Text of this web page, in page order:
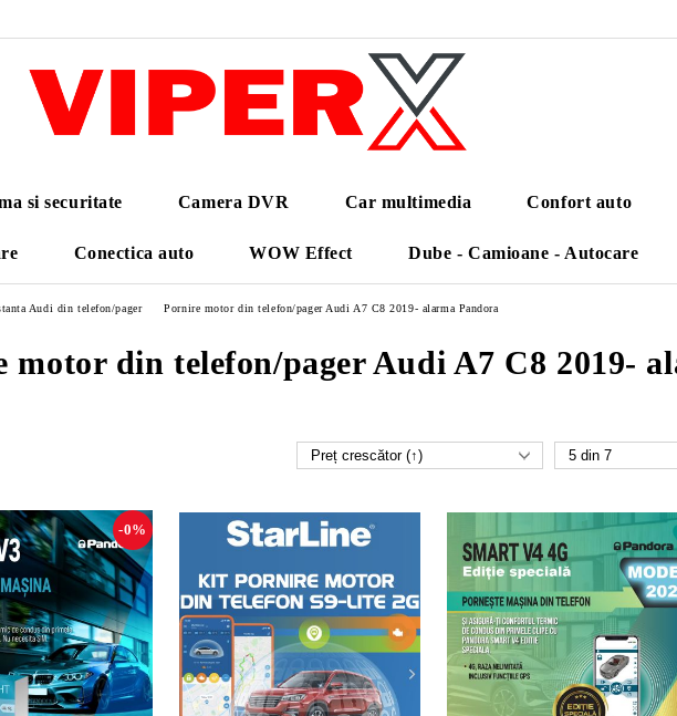
si securitate Camera DVR Car multimedia Confort auto
Conectica auto WOW Effect Dube - Camioane - Autocare
Audi din telefon/pager Pornire motor din telefon/pager Audi A7 C8 2019- alarma Pandora
motor din telefon/pager Audi A7 C8 2019-
-0%